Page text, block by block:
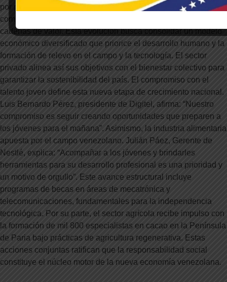
por proyectos de inversión social estratégica, instituciones
como Digitel, Nestlé y EPA integran a las comunidades en sus
cadenas de valor. Esta evolución busca consolidar un modelo
económico diversificado que priorice el desarrollo humano y la
formación de relevo en el campo y la tecnología. El sector
privado alinea así sus objetivos con el bienestar colectivo para
garantizar la sostenibilidad del país. El compromiso con el
talento joven define esta nueva etapa de crecimiento nacional.
Luis Bernardo Pérez, presidente de Digitel, afirma: “Nuestro
compromiso es seguir creando oportunidades que preparen a
los jóvenes para el mañana”. Asimismo, la industria alimentaria
apuesta por el campo venezolano. Julián Páez, Gerente de
Nestlé, explica: “Acompañar a los jóvenes y brindarles
herramientas para su desarrollo profesional es una prioridad y
un motivo de orgullo”. Este avance estructural incluye
programas de becas en áreas de mecatrónica y
telecomunicaciones, fundamentales para la independencia
tecnológica. Por su parte, el sector agrícola recibe impulso con
la formación de mil 800 especialistas en cacao en la Península
de Paria bajo prácticas de agricultura regenerativa. Estas
acciones conjuntas ratifican que la responsabilidad social
constituye el núcleo motor de la nueva economía venezolana.